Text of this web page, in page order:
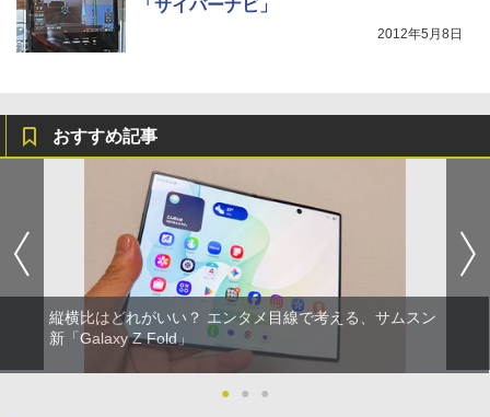
「サイバーナビ」
2012年5月8日
おすすめ記事
縦横比はどれがいい？ エンタメ目線で考える、サムスン
新「Galaxy Z Fold」
● ● ●